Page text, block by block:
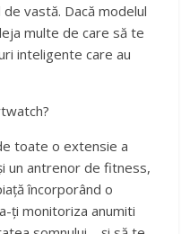
vastă. Dacă modelul
multe de care să te
inteligente care au
toate o extensie a
un antrenor de fitness,
încorporând o
ți monitoriza anumiti